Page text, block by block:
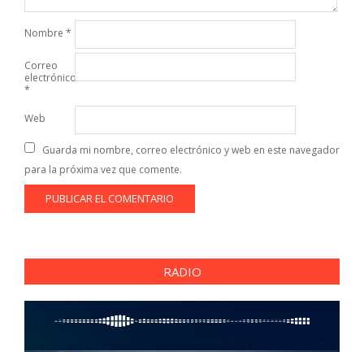
Nombre *
Correo
electrónico
*
Web
Guarda mi nombre, correo electrónico y web en este navegador
para la próxima vez que comente.
RADIO